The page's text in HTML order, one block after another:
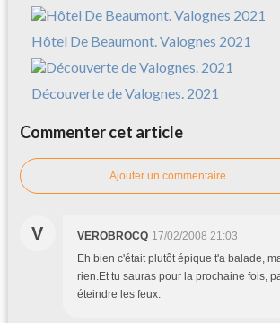
Hôtel De Beaumont. Valognes 2021
Découverte de Valognes. 2021
Commenter cet article
Ajouter un commentaire
V VEROBROCQ 17/02/2008 21:03
Eh bien c'était plutôt épique t'a balade,
rien.Et tu sauras pour la prochaine fois,
éteindre les feux.